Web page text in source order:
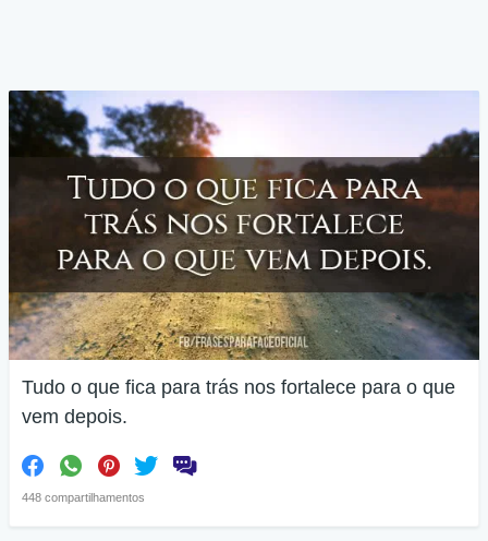
Tudo o que fica para trás nos fortalece para o que
vem depois.
448 compartilhamentos